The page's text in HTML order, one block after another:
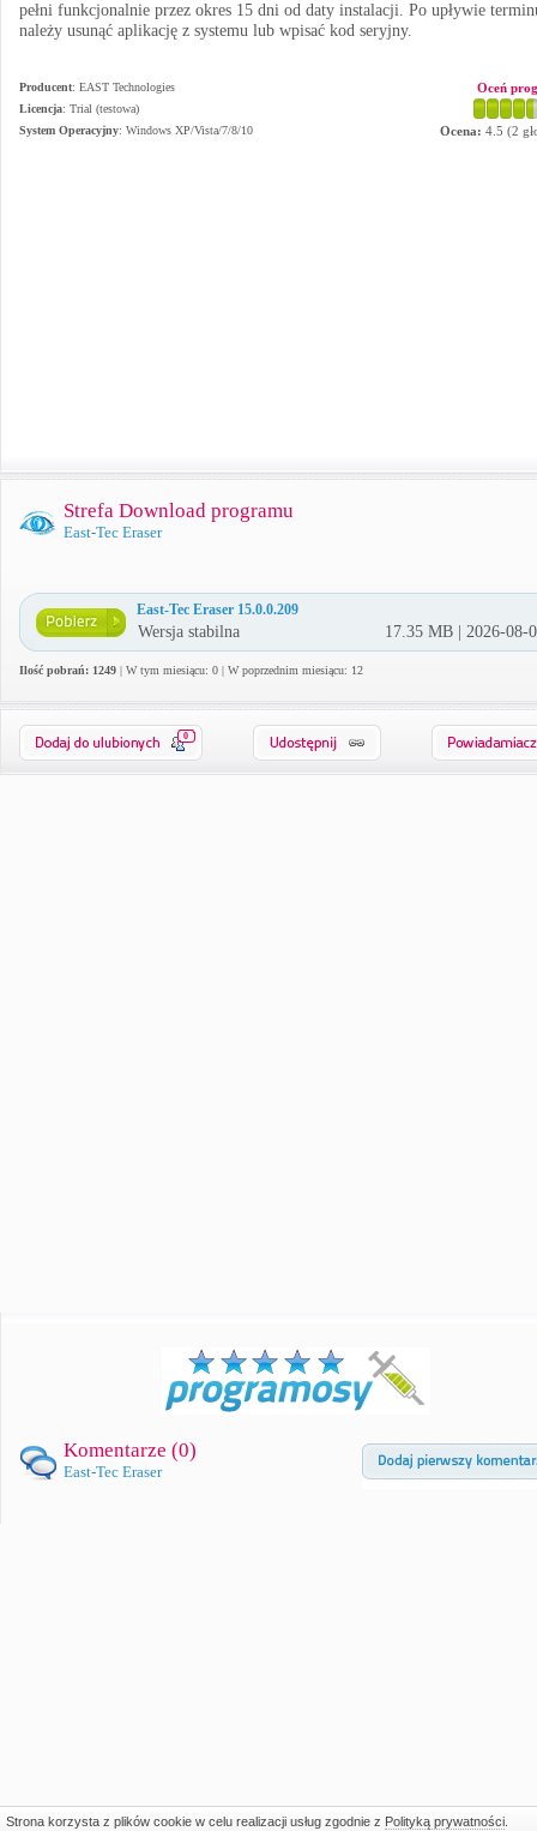
pełni funkcjonalnie przez okres 15 dni od daty instalacji. Po upływie
należy usunąć aplikację z systemu lub wpisać kod seryjny.
Producent: EAST Technologies
Licencja: Trial (testowa)
System Operacyjny: Windows XP/Vista/7/8/10
Oceń
Ocena: 4.5 (2
Strefa Download programu
East-Tec Eraser
East-Tec Eraser 15.0.0.209
Wersja stabilna 17.35 MB | 2026-08-
Ilość pobrań: 1249 | W tym miesiącu: 0 | W poprzednim miesiącu: 12
0
Komentarze (0)
East-Tec Eraser
Strona korzysta z plików cookie w celu realizacji usług zgodnie z Polityką prywatności.